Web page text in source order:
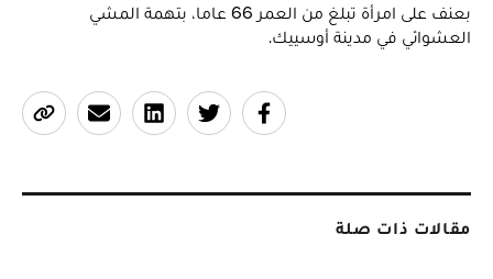
بعنف على امرأة تبلغ من العمر 66 عاما، بتهمة المشي
العشوائي في مدينة أوسييك.
مقالات ذات صلة